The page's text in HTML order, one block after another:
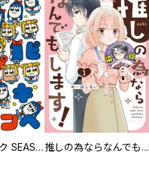
ポプテピピック SEASON EIGHT 推しの為ならなんでもします！